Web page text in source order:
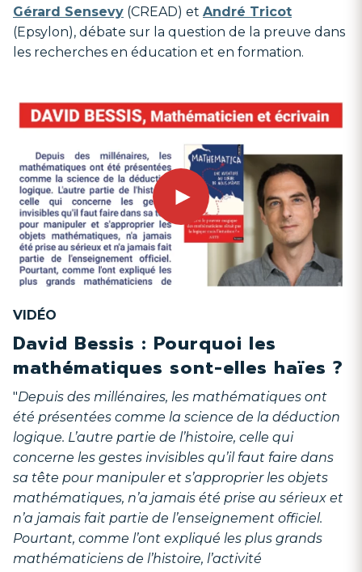
Gérard Sensevy (CREAD) et André Tricot
(Epsylon), débate sur la question de la preuve dans
les recherches en éducation et en formation.
VIDÉO
David Bessis : Pourquoi les
mathématiques sont-elles haïes ?
"Depuis des millénaires, les mathématiques ont
été présentées comme la science de la déduction
logique. L’autre partie de l’histoire, celle qui
concerne les gestes invisibles qu’il faut faire dans
sa tête pour manipuler et s’approprier les objets
mathématiques, n’a jamais été prise au sérieux et
n’a jamais fait partie de l’enseignement officiel.
Pourtant, comme l’ont expliqué les plus grands
mathématiciens de l’histoire, l’activité